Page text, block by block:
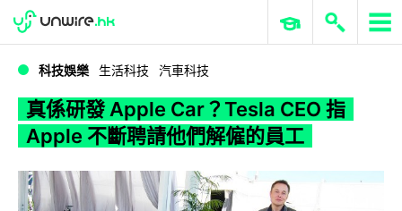
WWDC 2026 ERP 與商業 AI
科技娛樂 生活科技 汽車科技
真係研發 Apple Car？Tesla CEO 指
Apple 不斷聘請他們解僱的員工